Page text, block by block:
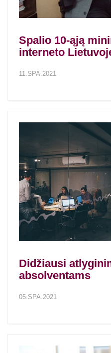
Spalio 10-ąją
interneto
11.SPA.2021
Didžiausi
absolventams
05.SPA.2021